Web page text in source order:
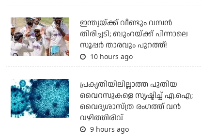
ഇന്ത്യയ്ക്ക് വീണ്ടും വമ്പന്‍
തിരിച്ചടി; ബുംറയ്ക്ക് പിന്നാലെ
സൂപ്പര്‍ താരവും പുറത്ത്!
10 hours ago
പ്രകൃതിയിലില്ലാത്ത പുതിയ
വൈറസുകളെ സൃഷ്ടിച്ച് എ.ഐ;
വൈദ്യശാസ്ത്ര രംഗത്ത് വന്‍
വഴിത്തിരിവ്
9 hours ago